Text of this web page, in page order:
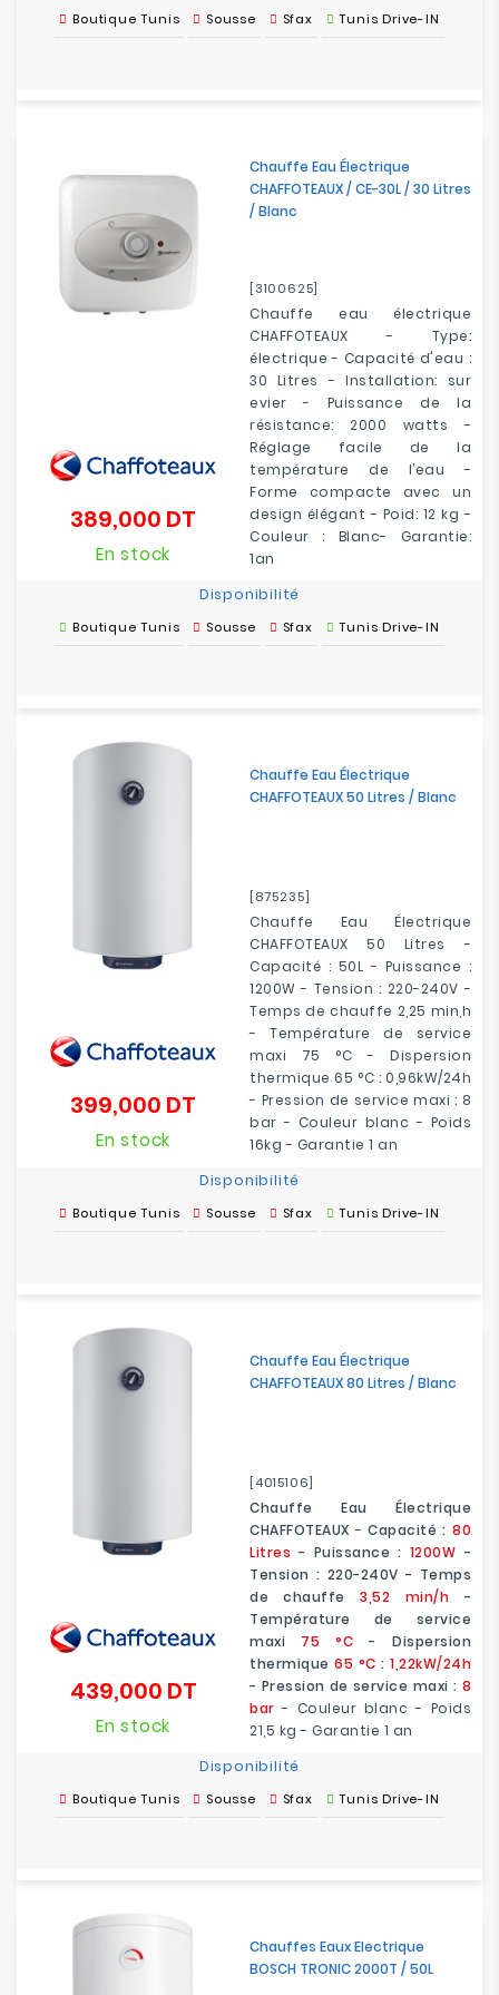
Boutique Tunis Sousse Sfax Tunis Drive-IN
Chauffe Eau Électrique
CHAFFOTEAUX / CE-30L / 30 Litres
/ Blanc
[3100625]
Chauffe eau électrique
CHAFFOTEAUX - Type:
électrique - Capacité d'eau :
30 Litres - Installation: sur
evier - Puissance de la
résistance: 2000 watts -
Réglage facile de la
température de l’eau -
Forme compacte avec un
design élégant - Poid: 12 kg -
Couleur : Blanc- Garantie:
1an
389,000 DT
En stock
Disponibilité
Boutique Tunis Sousse Sfax Tunis Drive-IN
Chauffe Eau Électrique
CHAFFOTEAUX 50 Litres / Blanc
[875235]
Chauffe Eau Électrique
CHAFFOTEAUX 50 Litres -
Capacité : 50L - Puissance :
1200W - Tension : 220-240V -
Temps de chauffe 2,25 min,h
- Température de service
maxi 75 °C - Dispersion
thermique 65 °C : 0,96kW/24h
- Pression de service maxi : 8
bar - Couleur blanc - Poids
16kg - Garantie 1 an
399,000 DT
En stock
Disponibilité
Boutique Tunis Sousse Sfax Tunis Drive-IN
Chauffe Eau Électrique
CHAFFOTEAUX 80 Litres / Blanc
[4015106]
Chauffe Eau Électrique
CHAFFOTEAUX -Capacité : 80
Litres - Puissance : 1200W -
Tension : 220-240V - Temps
de chauffe3,52 min/h -
Température de service
maxi 75 °C - Dispersion
thermique 65 °C : 1,22kW/24h
- Pression de service maxi : 8
bar - Couleur blanc - Poids
21,5 kg - Garantie 1 an
439,000 DTPrix
En stock
Disponibilité
Boutique Tunis Sousse Sfax Tunis Drive-IN
Chauffes Eaux Electrique
BOSCH TRONIC 2000T / 50L